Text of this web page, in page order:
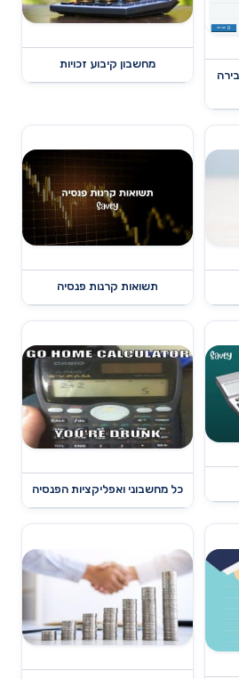
מחשבון קיבוע זכויות
תשואות קרנות פנסיה
כל מחשבוני ואפליקציות הפנסיה